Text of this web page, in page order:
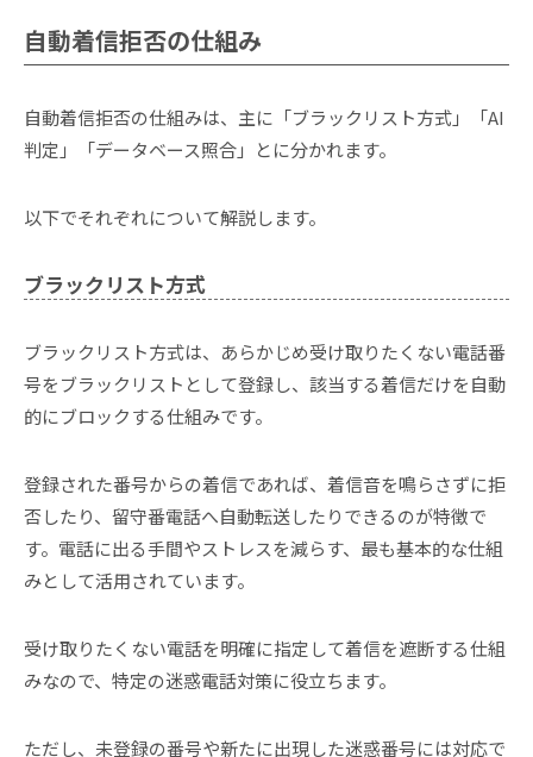
自動着信拒否の仕組み
自動着信拒否の仕組みは、主に「ブラックリスト方式」「AI
判定」「データベース照合」とに分かれます。
以下でそれぞれについて解説します。
ブラックリスト方式
ブラックリスト方式は、あらかじめ受け取りたくない電話番
号をブラックリストとして登録し、該当する着信だけを自動
的にブロックする仕組みです。
登録された番号からの着信であれば、着信音を鳴らさずに拒
否したり、留守番電話へ自動転送したりできるのが特徴で
す。電話に出る手間やストレスを減らす、最も基本的な仕組
みとして活用されています。
受け取りたくない電話を明確に指定して着信を遮断する仕組
みなので、特定の迷惑電話対策に役立ちます。
ただし、未登録の番号や新たに出現した迷惑番号には対応で